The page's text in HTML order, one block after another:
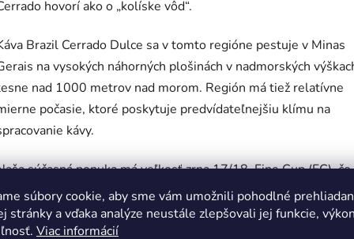
súbory cookie, aby sme vám umožnili pohodlné
stránky a vďaka analýze neustále zlepšovali jej funkcie,
Viac informácií
hovorí ako o „kolíske vôd“.
Brazil Cerrado Dulce sa v tomto regióne pestuje v Minas
na vysokých náhorných plošinách v nadmorských
nad 1000 metrov nad morom. Región má tiež relatívne
počasie, ktoré poskytuje predvídateľnejšiu klímu na
kávy.
súčasná ponuka má veľkosť zrna 17/18, Fine Cup (FC),
kategória v brazílskom systéme klasifikácie kávy.